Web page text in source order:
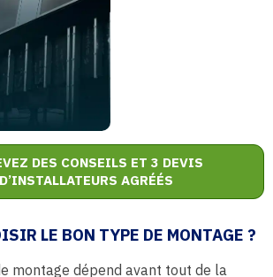
DES CONSEILS ET 3 DEVIS
D’INSTALLATEURS AGRÉÉS
LE BON TYPE DE MONTAGE ?
montage dépend avant tout de la